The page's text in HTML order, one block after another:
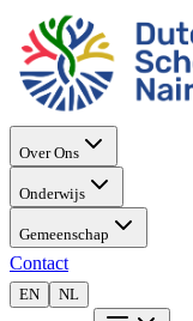
Over Ons
Onderwijs
Gemeenschap
Contact
EN NL